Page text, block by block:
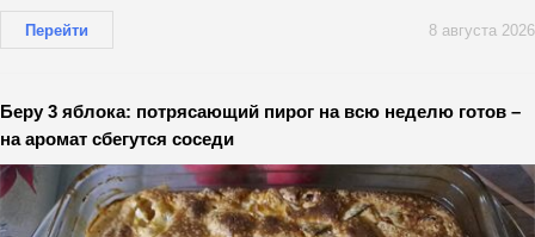
Перейти 8 августа 2026
Беру 3 яблока: потрясающий пирог на всю неделю готов –
на аромат сбегутся соседи